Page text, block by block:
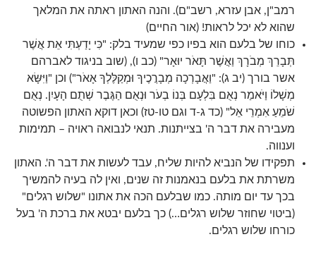
רמב"ן, אבן עזרא, רשב"ם). והנה האתון ראתה את המלאך
שהוא לא יכל לראות! (אור החיים)
כוחו של בלעם הוא בפיו כפי שמעיד בלק: "כִּי יָדַעְתִּי אֵת אֲשֶׁר
תְּבָרֵךְ מְבֹרָךְ וַאֲשֶׁר תָּאֹר יוּאָר" (כב ו), (שוב בניגוד לאברהם
אשר בורך (יב ג): "וַאֲבָרְכָה מְבָרֲכֶיךָ וּמְקַלֶּלְךָ אָאֹר") וכן "וַיִּשָּׂא
מְשָׁלוֹ וַיֹּאמַר נְאֻם בִּלְעָם בְּנוֹ בְעֹר וּנְאֻם הַגֶּבֶר שְׁתֻם הָעָיִן. נְאֻם
שֹׁמֵעַ אִמְרֵי אֵל" (כד ג-ד וגם טו-טז) וכאן דוקא האתון הפשוטה
מעבירה את דבר ה' בצייתנות. תנאי לנבואה ראויה – תמימות
וענווה.
תפקידו של הנביא להיות שליח, עבד לעשות את דבר ה'. האתון
משרתת את בלעם בנאמנות זה שנים, ואין לה בעיה להמשיך
בכך עד יום מותה. כמו שבלעם הכה את אתונו "שלוש רגלים"
(ביטוי שחוזר שלוש רגלים…) כך בלעם יבטא את ברכת ה' בעל
כורחו שלוש רגלים.